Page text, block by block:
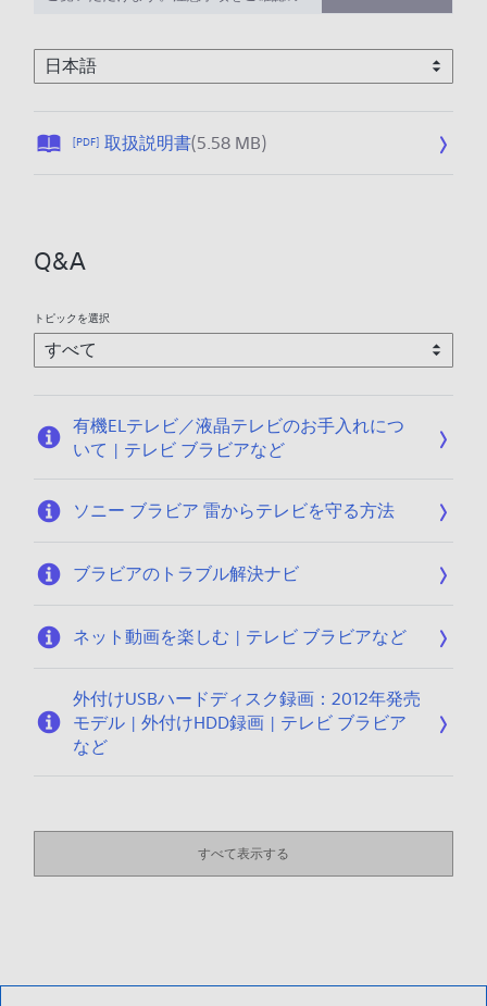
[PDF] 取扱説明書(5.58 MB)公
/
1
4
Q&A
トピックを選択
有機ELテレビ／液晶テレビのお手入れにつ
いて | テレビ ブラビアなど
ソニー ブラビア 雷からテレビを守る方法
ブラビアのトラブル解決ナビ
ネット動画を楽しむ | テレビ ブラビアなど
外付けUSBハードディスク録画：2012年発売
モデル | 外付けHDD録画 | テレビ ブラビア
など
すべて表示する